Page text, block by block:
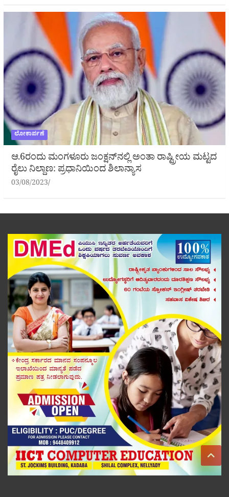
ಲೋಕಾರ್ಪಣೆ
ಆ.6ರಂದು ಮಂಗಳೂರು ಜಂಕ್ಷನ್‌ನಲ್ಲಿ ಅಂತಾ ರಾಷ್ಟ್ರೀಯ ಮಟ್ಟದ
ರೈಲು ನಿಲ್ದಾಣ: ಪ್ರಧಾನಿಯಿಂದ ಶಿಲಾನ್ಯಾಸ
03/08/2023